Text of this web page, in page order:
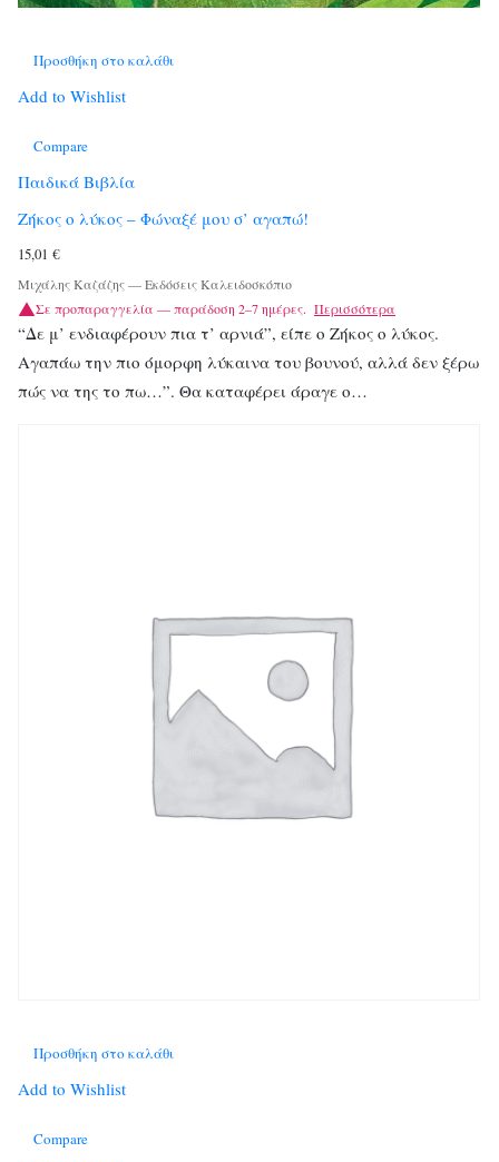
Προσθήκη στο καλάθι
Add to Wishlist
Compare
Παιδικά Βιβλία
Ζήκος ο λύκος – Φώναξέ μου σ’ αγαπώ!
15,01 €
Μιχάλης Καζάζης—Εκδόσεις Καλειδοσκόπιο
Σε προπαραγγελία — παράδοση 2–7 ημέρες. Περισσότερα
“Δε μ’ ενδιαφέρουν πια τ’ αρνιά”, είπε ο Ζήκος ο λύκος.
Αγαπάω την πιο όμορφη λύκαινα του βουνού, αλλά δεν ξέρω
πώς να της το πω…”. Θα καταφέρει άραγε ο…
Προσθήκη στο καλάθι
Add to Wishlist
Compare